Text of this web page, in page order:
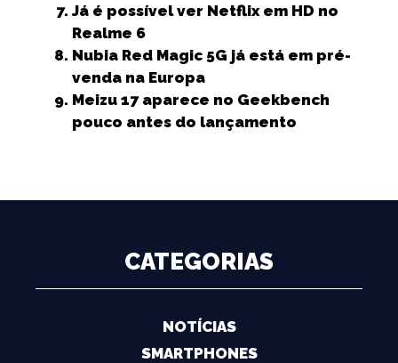
Já é possível ver Netflix em HD no
Realme 6
Nubia Red Magic 5G já está em pré-
venda na Europa
Meizu 17 aparece no Geekbench
pouco antes do lançamento
CATEGORIAS
NOTÍCIAS
SMARTPHONES